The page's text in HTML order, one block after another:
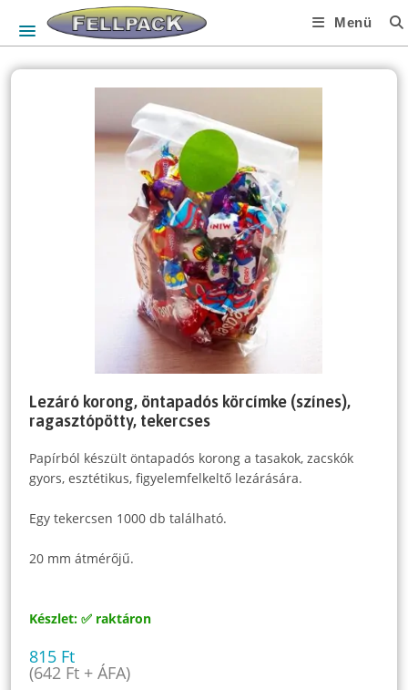
Menü
Lezáró korong, öntapadós körcímke (színes),
ragasztópötty, tekercses
Papírból készült öntapadós korong a tasakok, zacskók
gyors, esztétikus, figyelemfelkeltő lezárására.
Egy tekercsen 1000 db található.
20 mm átmérőjű.
Készlet: ✅ raktáron
815 Ft
(642 Ft + ÁFA)